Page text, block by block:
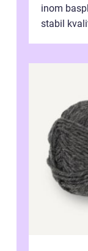
inom
stabil